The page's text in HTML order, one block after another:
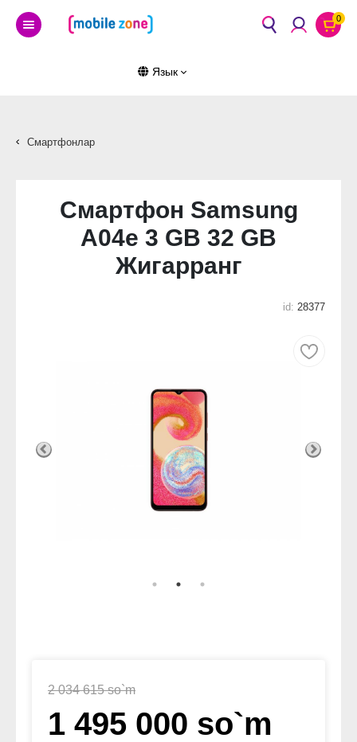
0
Язык
Смартфонлар
Смартфон Samsung
A04e 3 GB 32 GB
Жигарранг
id: 28377
2 034 615 so`m
1 495 000 so`m